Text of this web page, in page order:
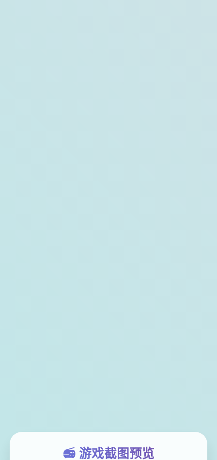
📻 游戏截图预览